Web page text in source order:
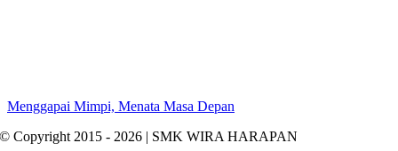
Menggapai Mimpi, Menata Masa Depan
© Copyright 2015 - 2026 | SMK WIRA HARAPAN